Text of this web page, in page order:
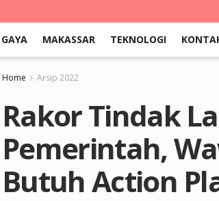
GAYA MAKASSAR TEKNOLOGI
Home Arsip 2022
Rakor Tindak
Pemerintah,
Butuh Action